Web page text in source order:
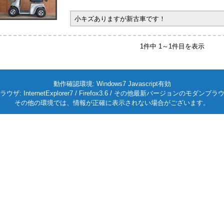
小キズありますが新古車です！
1件中 1～1件目を表示
動作確認環境: Windows7 Javascript有効
ウザ: InternetExplorer7 / Firefox3.6 / その他最新バージョンのモダンブラ
その他の環境では、情報が正確に表示されない場合がございます。